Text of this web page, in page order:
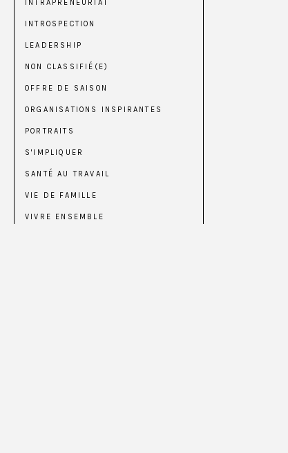
INTRAPRENEURIAT
INTROSPECTION
LEADERSHIP
NON CLASSIFIÉ(E)
OFFRE DE SAISON
ORGANISATIONS INSPIRANTES
PORTRAITS
S'IMPLIQUER
SANTÉ AU TRAVAIL
VIE DE FAMILLE
VIVRE ENSEMBLE